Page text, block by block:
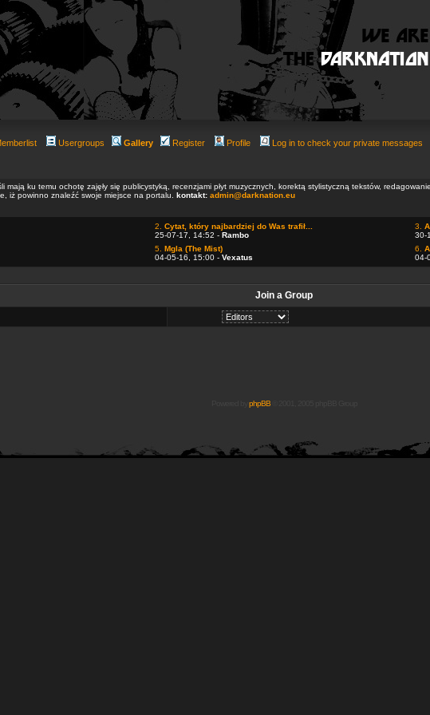
Usergroups Gallery Register Profile Log in to check your private messages
mają ku temu ochotę zajęły się publicystyką, recenzjami płyt muzycznych, korektą stylistyczną tekstów,
iż powinno znaleźć swoje miejsce na portalu. kontakt: admin@darknation.eu
2. Cytat, który najbardziej do Was trafił...
25-07-17, 14:52 - Rambo
3.
30-
5. Mgla (The Mist)
04-05-16, 15:00 - Vexatus
6.
04-
Join a Group
phpBB© 2001, 2005 phpBB Group